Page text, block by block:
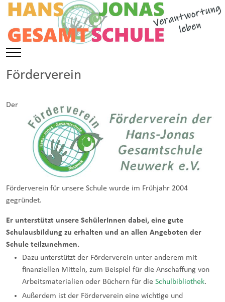
Mobile Menu Toggle
Förderverein
Der
Förderverein für unsere Schule wurde im Frühjahr 2004
gegründet.
Er unterstützt unsere SchülerInnen dabei, eine gute
Schulausbildung zu erhalten und an allen Angeboten der
Schule teilzunehmen.
Dazu unterstützt der Förderverein unter anderem mit
finanziellen Mitteln, zum Beispiel für die Anschaffung von
Arbeitsmaterialien oder Büchern für die Schulbibliothek.
Außerdem ist der Förderverein eine wichtige und